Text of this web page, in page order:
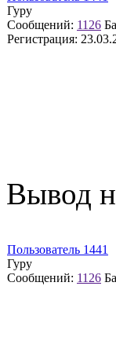
Гуру
Сообщений: 1126
Регистрация:
Вывод
Пользователь 1441
Гуру
Сообщений: 1126